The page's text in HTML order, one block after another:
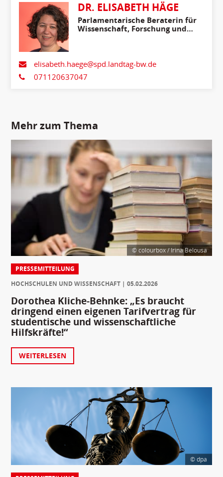
DR. ELISABETH HÄGE
Parlamentarische Beraterin für
Wissenschaft, Forschung und
elisabeth.haege@spd.landtag-bw.de
071120637047
Mehr zum Thema
© colourbox / Irina Belousa
PRESSEMITTEILUNG
HOCHSCHULEN UND WISSENSCHAFT
05.02.2026
Dorothea Kliche-Behnke: „Es braucht
dringend einen eigenen Tarifvertrag für
studentische und wissenschaftliche
Hilfskräfte!“
WEITERLESEN
© dpa